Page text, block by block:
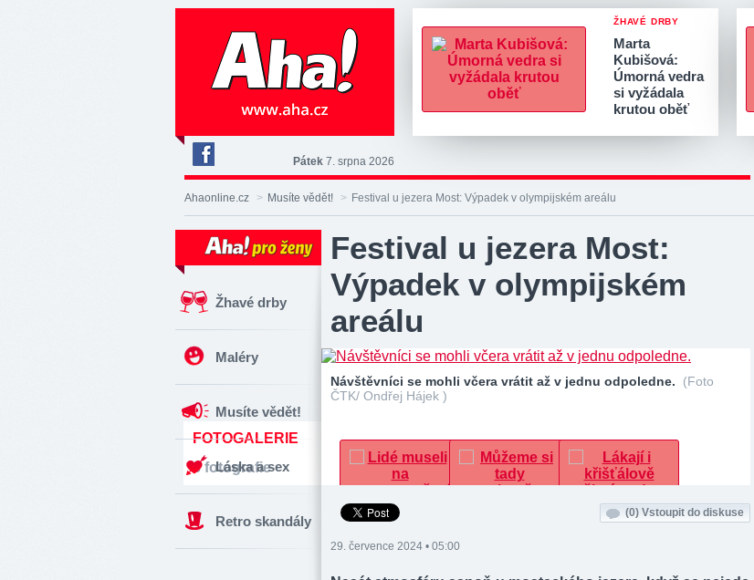
ŽHAVÉ DRBY
Marta
Kubišová:
Úmorná vedra
si vyžádala
krutou oběť
Deník
Aha!
na
Pátek 7. srpna 2026
Ahaonline.cz > Musíte vědět! > Festival u jezera Most: Výpadek v olympijském areálu
Žhavé drby
Maléry
Musíte vědět!
Láska a sex
Retro skandály
Festival u jezera Most:
Výpadek v olympijském
areálu
Návštěvníci se mohli včera vrátit až v jednu odpoledne. (Foto
ČTK/ Ondřej Hájek )
FOTOGALERIE
3 fotografie
(0) Vstoupit do diskuse
29. července 2024 • 05:00